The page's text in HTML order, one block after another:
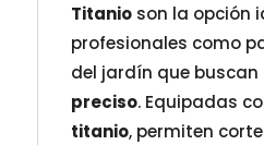
Titanioson la opción
profesionales como
del jardín que buscan
preciso. Equipadas
titanio, permiten